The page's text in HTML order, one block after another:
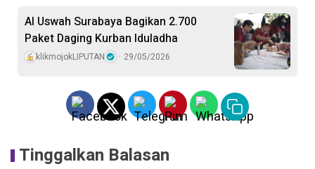
Al Uswah Surabaya Bagikan 2.700
Paket Daging Kurban Iduladha
klikmojokLIPUTAN 29/05/2026
Tinggalkan Balasan